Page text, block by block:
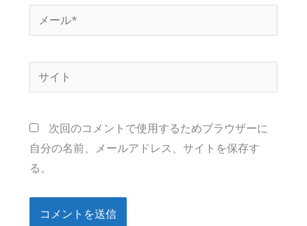
ー
イ
次回のコメントで使用するためブラウザーに
自分の名前、メールアドレス、サイトを保存す
る。